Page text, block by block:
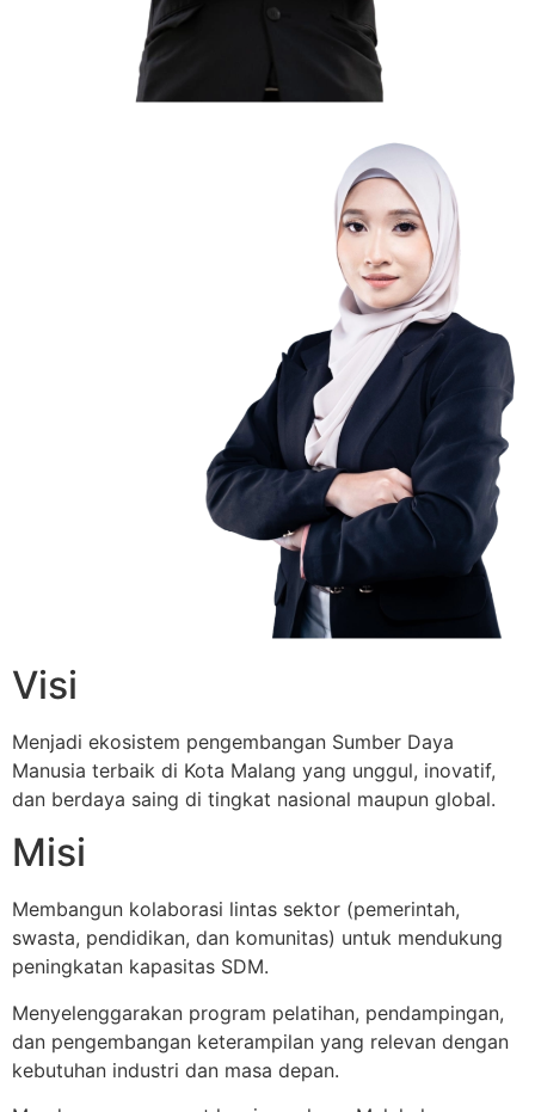
Visi
Menjadi ekosistem pengembangan Sumber Daya
Manusia terbaik di Kota Malang yang unggul, inovatif,
dan berdaya saing di tingkat nasional maupun global.
Misi
Membangun kolaborasi lintas sektor (pemerintah,
swasta, pendidikan, dan komunitas) untuk mendukung
peningkatan kapasitas SDM.
Menyelenggarakan program pelatihan, pendampingan,
dan pengembangan keterampilan yang relevan dengan
kebutuhan industri dan masa depan.